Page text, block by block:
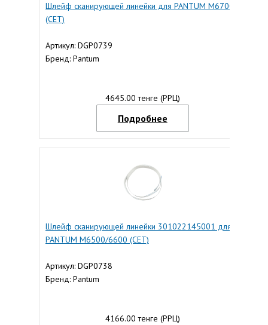
Шлейф сканирующей линейки для PANTUM M6700
(CET)
Артикул: DGP0739
Бренд: Pantum
4645.00 тенге (РРЦ)
Подробнее
Шлейф сканирующей линейки 301022145001 для
PANTUM M6500/6600 (CET)
Артикул: DGP0738
Бренд: Pantum
4166.00 тенге (РРЦ)